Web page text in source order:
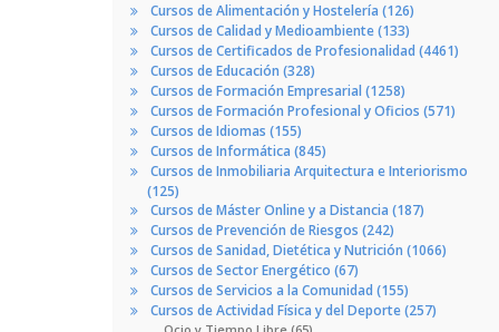
Cursos de Alimentación y Hostelería (126)
Cursos de Calidad y Medioambiente (133)
Cursos de Certificados de Profesionalidad (4461)
Cursos de Educación (328)
Cursos de Formación Empresarial (1258)
Cursos de Formación Profesional y Oficios (571)
Cursos de Idiomas (155)
Cursos de Informática (845)
Cursos de Inmobiliaria Arquitectura e Interiorismo
(125)
Cursos de Máster Online y a Distancia (187)
Cursos de Prevención de Riesgos (242)
Cursos de Sanidad, Dietética y Nutrición (1066)
Cursos de Sector Energético (67)
Cursos de Servicios a la Comunidad (155)
Cursos de Actividad Física y del Deporte (257)